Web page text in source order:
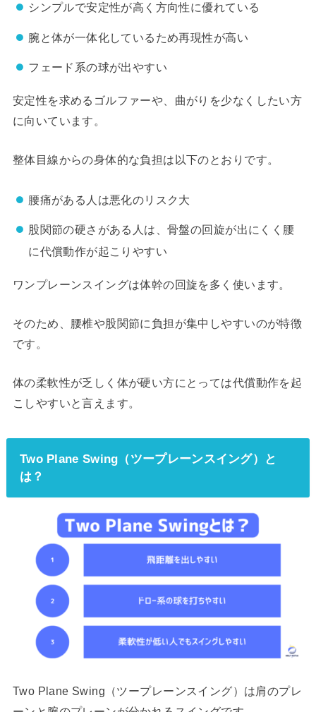
シンプルで安定性が高く方向性に優れている
腕と体が一体化しているため再現性が高い
フェード系の球が出やすい
安定性を求めるゴルファーや、曲がりを少なくしたい方
に向いています。
整体目線からの身体的な負担は以下のとおりです。
腰痛がある人は悪化のリスク大
股関節の硬さがある人は、骨盤の回旋が出にくく腰
に代償動作が起こりやすい
ワンプレーンスイングは体幹の回旋を多く使います。
そのため、腰椎や股関節に負担が集中しやすいのが特徴
です。
体の柔軟性が乏しく体が硬い方にとっては代償動作を起
こしやすいと言えます。
Two Plane Swing（ツープレーンスイング）と
は？
Two Plane Swing（ツープレーンスイング）は肩のプレ